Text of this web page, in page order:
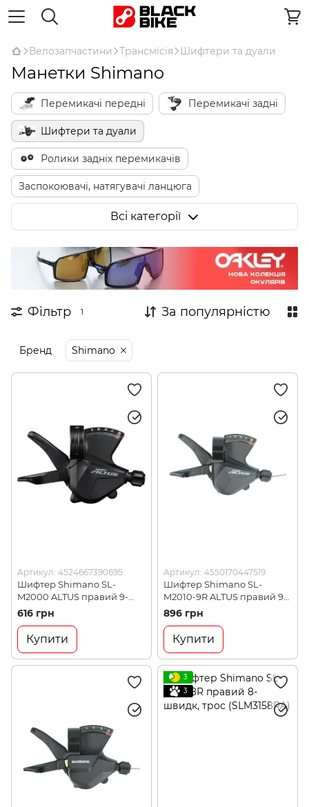
Велозапчастини Трансмісія Шифтери та дуали
Манетки Shimano
Перемикачі передні Перемикачі задні
Шифтери та дуали
Ролики задніх перемикачів
Заспокоювачі, натягувачі ланцюга
Комплектуючі для електронної трансмісії
Тримачі перемикача
Всі категорії
Фільтр 1 За популярністю
Бренд Shimano
Артикул: 4524667390695
Шифтер Shimano SL-
M2000 ALTUS правий 9-
швидк, трос (SLM2000RA)
616 грн
Купити
Артикул: 4550170447519
Шифтер Shimano SL-
M2010-9R ALTUS правий 9-
швидк. трос (SLM20109RA)
896 грн
Купити
3
3